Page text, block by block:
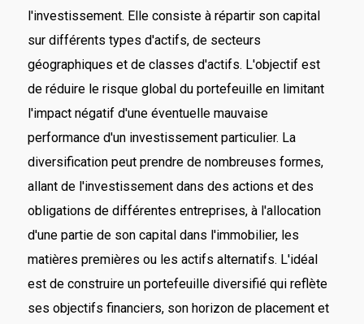
l'investissement. Elle consiste à répartir son capital
sur différents types d'actifs, de secteurs
géographiques et de classes d'actifs. L'objectif est
de réduire le risque global du portefeuille en limitant
l'impact négatif d'une éventuelle mauvaise
performance d'un investissement particulier. La
diversification peut prendre de nombreuses formes,
allant de l'investissement dans des actions et des
obligations de différentes entreprises, à l'allocation
d'une partie de son capital dans l'immobilier, les
matières premières ou les actifs alternatifs. L'idéal
est de construire un portefeuille diversifié qui reflète
ses objectifs financiers, son horizon de placement et